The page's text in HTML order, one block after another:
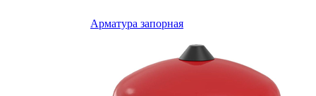
Арматура запорная